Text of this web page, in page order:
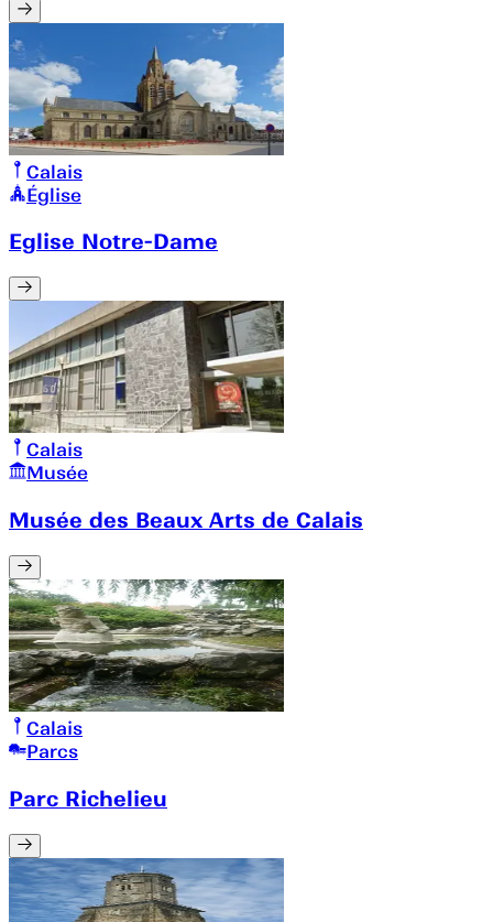
Calais
Église
Eglise Notre-Dame
Calais
Musée
Musée des Beaux Arts de Calais
Calais
Parcs
Parc Richelieu